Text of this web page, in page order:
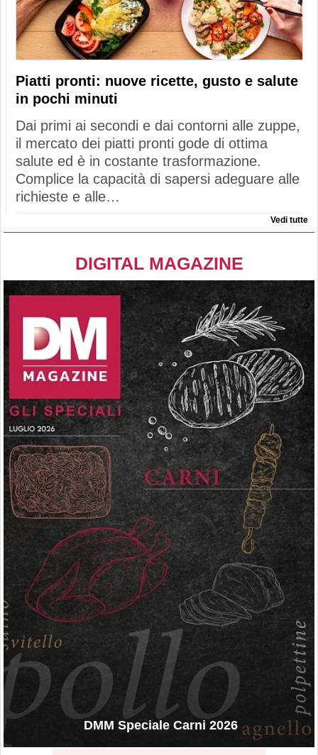
Piatti pronti: nuove ricette, gusto e salute
in pochi minuti
Dai primi ai secondi e dai contorni alle zuppe,
il mercato dei piatti pronti gode di ottima
salute ed è in costante trasformazione.
Complice la capacità di sapersi adeguare alle
richieste e alle…
Vedi tutte
DIGITAL MAGAZINE
DMM Speciale Carni 2026